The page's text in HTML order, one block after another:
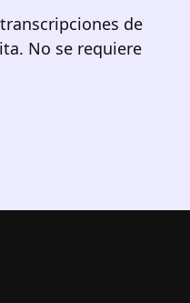
de
No se requiere